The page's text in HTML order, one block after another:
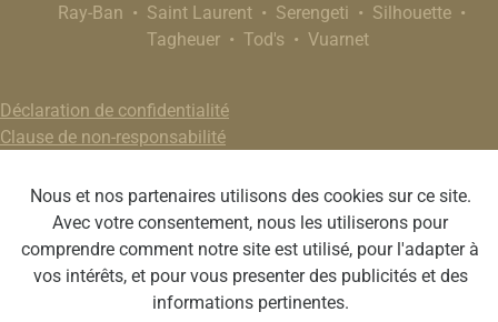
Ray-Ban
Saint Laurent Serengeti
Silhouette
Tagheuer
Tod's Vuarnet
Déclaration de confidentialité
Clause de non-responsabilité
Nous et nos partenaires utilisons des cookies sur ce site.
Avec votre consentement, nous les utiliserons pour
comprendre comment notre site est utilisé, pour l'adapter à
vos intérêts, et pour vous presenter des publicités et des
informations pertinentes.